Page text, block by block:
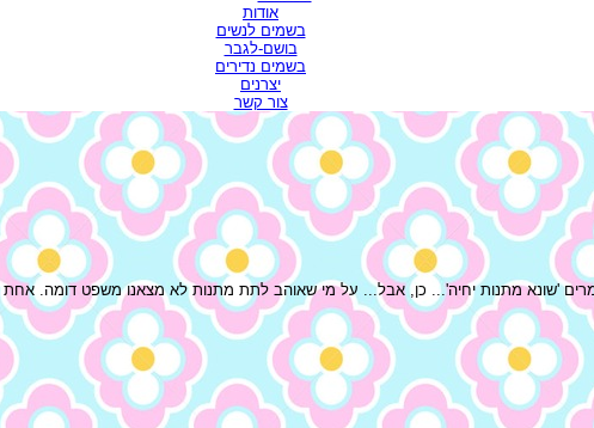
אודות
בשמים לנשים
בושם-לגבר
בשמים נדירים
יצרנים
צור קשר